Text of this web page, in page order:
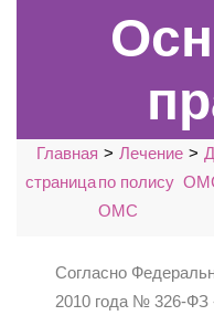
Главная
страница
Лечение
по полису
ОМС
Согласно
2010 года № 326-ФЗ